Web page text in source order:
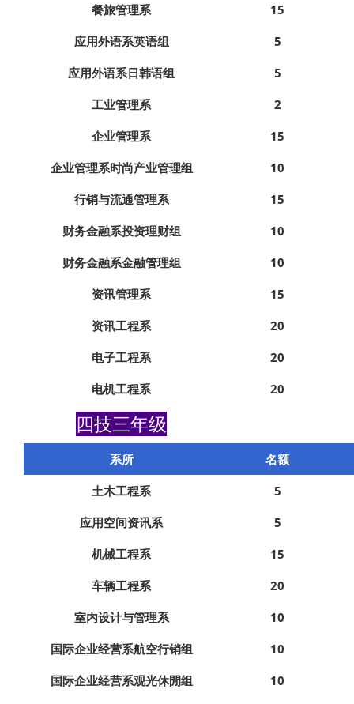
餐旅管理系
15
应用外语系英语组
5
应用外语系日韩语组
5
工业管理系
2
企业管理系
15
企业管理系时尚产业管理组
10
行销与流通管理系
15
财务金融系投资理财组
10
财务金融系金融管理组
10
资讯管理系
15
资讯工程系
20
电子工程系
20
电机工程系
20
四技三年级
系所
名额
土木工程系
5
应用空间资讯系
5
机械工程系
15
车辆工程系
20
室内设计与管理系
10
国际企业经营系航空行销组
10
国际企业经营系观光休閒组
10